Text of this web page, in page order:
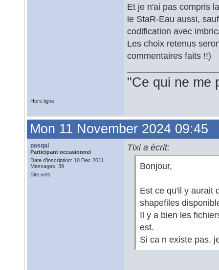
Et je n'ai pas compris
le StaR-Eau aussi,
codification avec
Les choix retenus
commentaires faits !!)
"Ce qui ne me
Hors ligne
Mon 11 November 2024 09:45
pasqal
Participant occasionnel
Date d'inscription: 10 Dec 2011
Messages: 39
Site web
Tixi a écrit:
Bonjour,
Est ce qu'il y aurait
shapefiles
Il y a bien les
est.
Si ca n existe pas,